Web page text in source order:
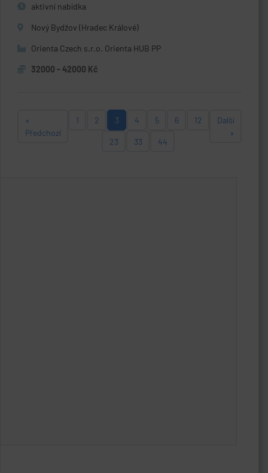
aktivní nabídka
Nový Bydžov (Hradec Králové)
Orienta Czech s.r.o. Orienta HUB PP
32000 - 42000 Kč
«
Předchozí
1 2 3 4 5 6 12
23 33 44
Další
»